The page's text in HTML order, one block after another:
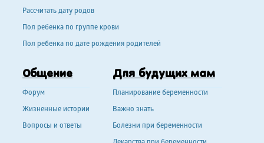
Рассчитать дату родов
Пол ребенка по группе крови
Пол ребенка по дате рождения родителей
Общение
Форум
Жизненные истории
Вопросы и ответы
Для будущих мам
Планирование беременности
Важно знать
Болезни при беременности